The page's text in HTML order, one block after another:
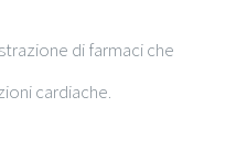
di farmaci che
cardiache.